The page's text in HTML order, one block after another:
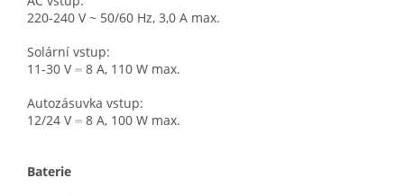
220-240 V ~ 50/60 Hz, 3,0 A max.
Solární vstup:
11-30 V ⎓ 8 A, 110 W max.
Autozásuvka vstup:
12/24 V ⎓ 8 A, 100 W max.
Baterie